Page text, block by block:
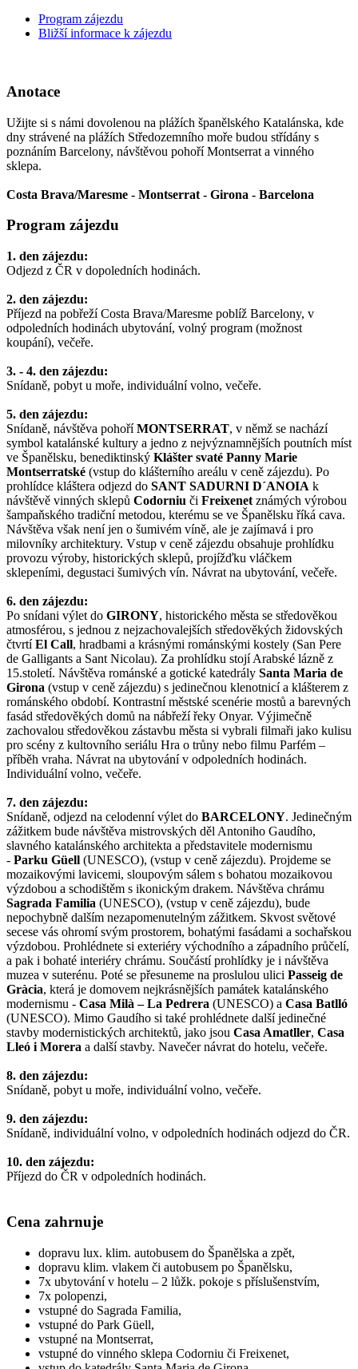
Program zájezdu
Bližší informace k zájezdu
Anotace
Užijte si s námi dovolenou na plážích španělského Katalánska, kde
dny strávené na plážích Středozemního moře budou střídány s
poznáním Barcelony, návštěvou pohoří Montserrat a vinného
sklepa.
Costa Brava/Maresme - Montserrat - Girona - Barcelona
Program zájezdu
1. den zájezdu:
Odjezd z ČR v dopoledních hodinách.
2. den zájezdu:
Příjezd na pobřeží Costa Brava/Maresme poblíž Barcelony, v
odpoledních hodinách ubytování, volný program (možnost
koupání), večeře.
3. - 4. den zájezdu:
Snídaně, pobyt u moře, individuální volno, večeře.
5. den zájezdu:
Snídaně, návštěva pohoříMONTSERRAT, v němž se nachází
symbol katalánské kultury a jedno z nejvýznamnějších poutních míst
ve Španělsku, benediktinský Klášter svaté Panny Marie
Montserratské (vstup do klášterního areálu v ceně zájezdu). Po
prohlídce kláštera odjezd do SANT SADURNI D´ANOIA k
návštěvě vinných sklepů Codorniu či Freixenet známých výrobou
šampaňského tradiční metodou, kterému se ve Španělsku říká cava.
Návštěva však není jen o šumivém víně, ale je zajímavá i pro
milovníky architektury. Vstup v ceně zájezdu obsahuje prohlídku
provozu výroby, historických sklepů, projížďku vláčkem
sklepeními, degustaci šumivých vín. Návrat na ubytování, večeře.
6. den zájezdu:
Po snídani výlet do GIRONY, historického města se středověkou
atmosférou, s jednou z nejzachovalejších středověkých židovských
čtvrtíEl Call, hradbami a krásnými románskými kostely (San Pere
de Galligants a Sant Nicolau). Za prohlídku stojí Arabské lázně z
15.století. Návštěva románské a gotické katedrály Santa Maria de
Girona (vstup v ceně zájezdu) s jedinečnou klenotnicí a klášterem z
románského období. Kontrastní městské scenérie mostů a barevných
fasád středověkých domů na nábřeží řeky Onyar. Výjimečně
zachovalou středověkou zástavbu města si vybrali filmaři jako kulisu
pro scény z kultovního seriálu Hra o trůny nebo filmu Parfém –
příběh vraha. Návrat na ubytování v odpoledních hodinách.
Individuální volno, večeře.
7. den zájezdu:
Snídaně, odjezd na celodenní výlet do BARCELONY. Jedinečným
zážitkem bude návštěva mistrovských děl Antoniho Gaudího,
slavného katalánského architekta a představitele modernismu
- Parku Güell (UNESCO), (vstup v ceně zájezdu). Projdeme se
mozaikovými lavicemi, sloupovým sálem s bohatou mozaikovou
výzdobou a schodištěm s ikonickým drakem. Návštěva chrámu
Sagrada Familia (UNESCO), (vstup v ceně zájezdu), bude
nepochybně dalším nezapomenutelným zážitkem. Skvost světové
secese vás ohromí svým prostorem, bohatými fasádami a sochařskou
výzdobou. Prohlédnete si exteriéry východního a západního průčelí,
a pak i bohaté interiéry chrámu. Součástí prohlídky je i návštěva
muzea v suterénu. Poté se přesuneme na proslulou ulici Passeig de
Gràcia, která je domovem nejkrásnějších památek katalánského
modernismu - Casa Milà – La Pedrera (UNESCO) a Casa Batlló
(UNESCO). Mimo Gaudího si také prohlédnete další jedinečné
stavby modernistických architektů, jako jsou Casa Amatller, Casa
Lleó i Morera a další stavby. Navečer návrat do hotelu, večeře.
8. den zájezdu:
Snídaně, pobyt u moře, individuální volno, večeře.
9. den zájezdu:
Snídaně, individuální volno, v odpoledních hodinách odjezd do ČR.
10. den zájezdu:
Příjezd do ČR v odpoledních hodinách.
Cena zahrnuje
dopravu lux. klim. autobusem do Španělska a zpět,
dopravu klim. vlakem či autobusem po Španělsku,
7x ubytování v hotelu – 2 lůžk. pokoje s příslušenstvím,
7x polopenzi,
vstupné do Sagrada Familia,
vstupné do Park Güell,
vstupné na Montserrat,
vstupné do vinného sklepa Codorniu či Freixenet,